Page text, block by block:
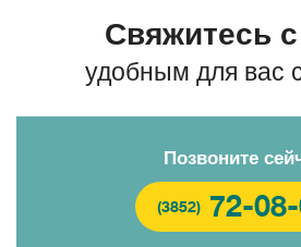
Свяжитесь
удобным для вас
Позвоните
(3852) 72-